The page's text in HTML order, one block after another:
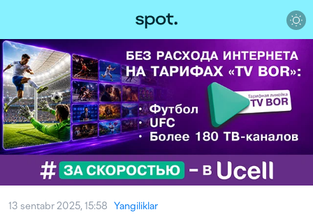
13 sentabr 2025, 15:58 Yangiliklar